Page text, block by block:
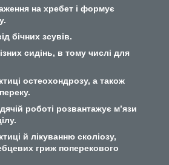
на хребет і формує
бічних зсувів.
сидінь, в тому числі для
остеохондрозу, а також
роботі розвантажує м’язи
й лікуванню сколіозу,
гриж поперекового